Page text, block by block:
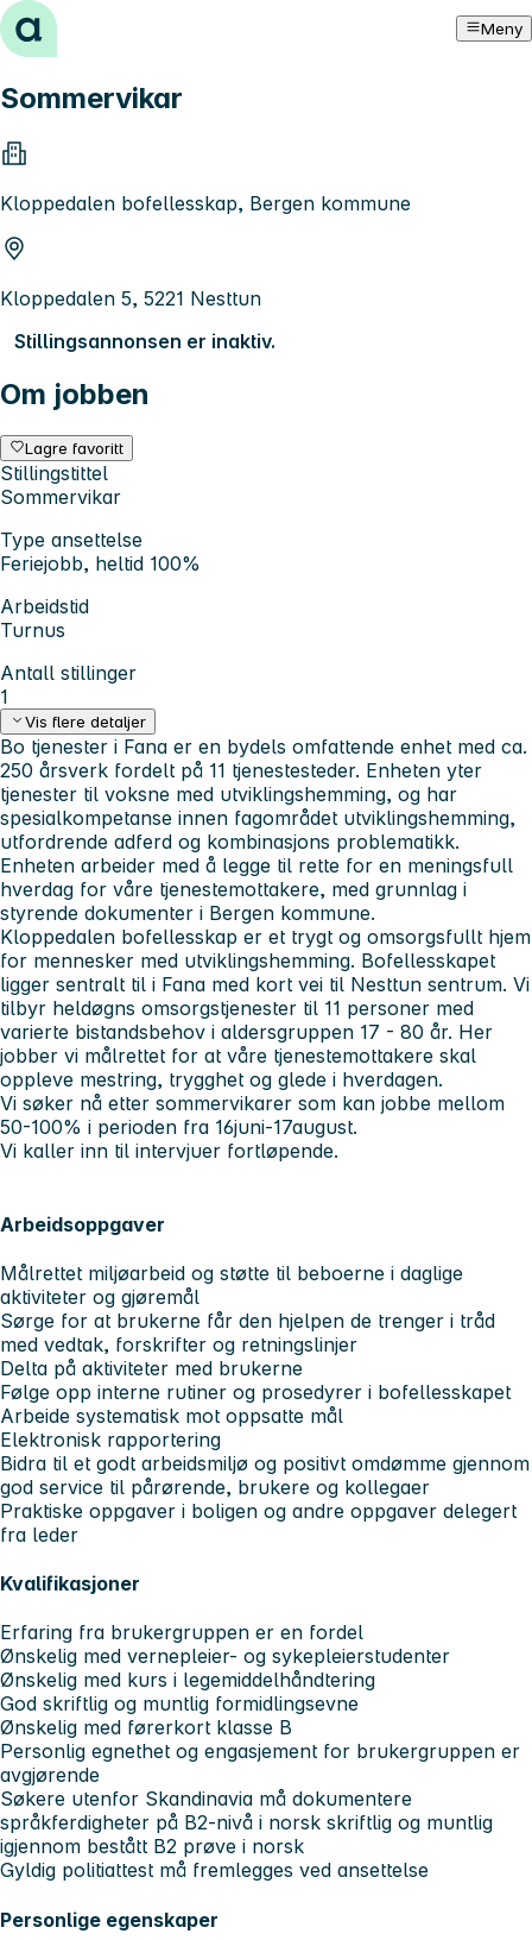
Hopp til innhold Meny
Sommervikar
Kloppedalen bofellesskap, Bergen kommune
Kloppedalen 5, 5221 Nesttun
Stillingsannonsen er inaktiv.
Om jobben
Lagre favoritt
Stillingstittel
Sommervikar
Type ansettelse
Feriejobb, heltid 100%
Arbeidstid
Turnus
Antall stillinger
1
Vis flere detaljer
Bo tjenester i Fana er en bydels omfattende enhet med ca.
250 årsverk fordelt på 11 tjenestesteder. Enheten yter
tjenester til voksne med utviklingshemming, og har
spesialkompetanse innen fagområdet utviklingshemming,
utfordrende adferd og kombinasjons problematikk.
Enheten arbeider med å legge til rette for en meningsfull
hverdag for våre tjenestemottakere, med grunnlag i
styrende dokumenter i Bergen kommune.
Kloppedalen bofellesskap er et trygt og omsorgsfullt hjem
for mennesker med utviklingshemming. Bofellesskapet
ligger sentralt til i Fana med kort vei til Nesttun sentrum. Vi
tilbyr heldøgns omsorgstjenester til 11 personer med
varierte bistandsbehov i aldersgruppen 17 - 80 år. Her
jobber vi målrettet for at våre tjenestemottakere skal
oppleve mestring, trygghet og glede i hverdagen.
Vi søker nå etter sommervikarer som kan jobbe mellom
50-100% i perioden fra 16juni-17august.
Vi kaller inn til intervjuer fortløpende.
Arbeidsoppgaver
Målrettet miljøarbeid og støtte til beboerne i daglige
aktiviteter og gjøremål
Sørge for at brukerne får den hjelpen de trenger i tråd
med vedtak, forskrifter og retningslinjer
Delta på aktiviteter med brukerne
Følge opp interne rutiner og prosedyrer i bofellesskapet
Arbeide systematisk mot oppsatte mål
Elektronisk rapportering
Bidra til et godt arbeidsmiljø og positivt omdømme gjennom
god service til pårørende, brukere og kollegaer
Praktiske oppgaver i boligen og andre oppgaver delegert
fra leder
Kvalifikasjoner
Erfaring fra brukergruppen er en fordel
Ønskelig med vernepleier- og sykepleierstudenter
Ønskelig med kurs i legemiddelhåndtering
God skriftlig og muntlig formidlingsevne
Ønskelig med førerkort klasse B
Personlig egnethet og engasjement for brukergruppen er
avgjørende
Søkere utenfor Skandinavia må dokumentere
språkferdigheter på B2-nivå i norsk skriftlig og muntlig
igjennom bestått B2 prøve i norsk
Gyldig politiattest må fremlegges ved ansettelse
Personlige egenskaper